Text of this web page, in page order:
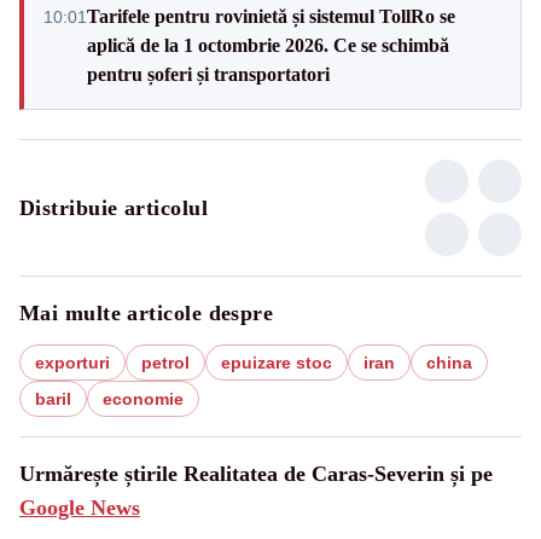
10:01Tarifele pentru rovinietă și sistemul TollRo se
aplică de la 1 octombrie 2026. Ce se schimbă
pentru șoferi și transportatori
Distribuie articolul
Mai multe articole despre
exporturi petrol epuizare stoc iran
china
baril
economie
Urmărește știrile Realitatea de Caras-Severin și pe
Google News